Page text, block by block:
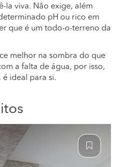
la viva. Não exige, além
pH ou rico em
que é um todo-o-terreno da
melhor na sombra do que
a falta de água, por isso,
é ideal para si.